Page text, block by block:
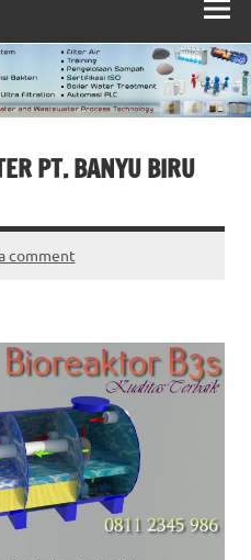
PT. BANYU BIRU
comment